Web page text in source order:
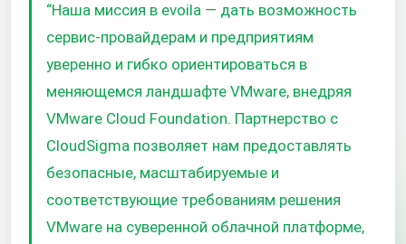
“Наша миссия в evoila — дать возможность
сервис-провайдерам и предприятиям
уверенно и гибко ориентироваться в
меняющемся ландшафте VMware, внедряя
VMware Cloud Foundation. Партнерство с
CloudSigma позволяет нам предоставлять
безопасные, масштабируемые и
соответствующие требованиям решения
VMware на суверенной облачной платформе,